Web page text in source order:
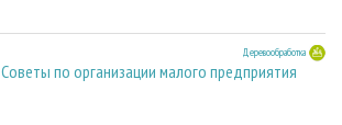
Деревообработка
Советы по организации малого предприятия